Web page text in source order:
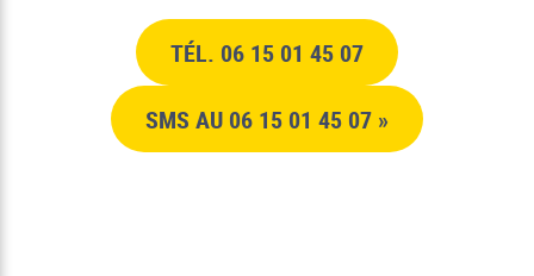
TÉL. 06 15 01 45 07
SMS AU 06 15 01 45 07 »